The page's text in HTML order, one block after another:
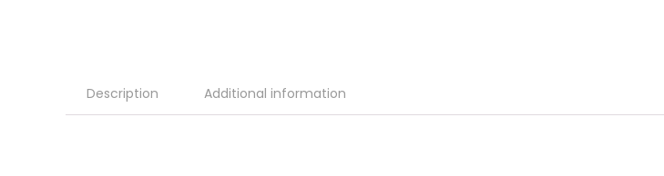
Description Additional information